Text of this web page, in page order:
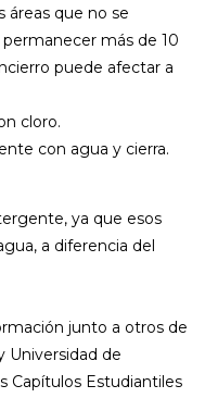
áreas que no se
más de 10
puede afectar a
cloro.
con agua y cierra.
ya que esos
a diferencia del
junto a otros de
Universidad de
Capítulos Estudiantiles